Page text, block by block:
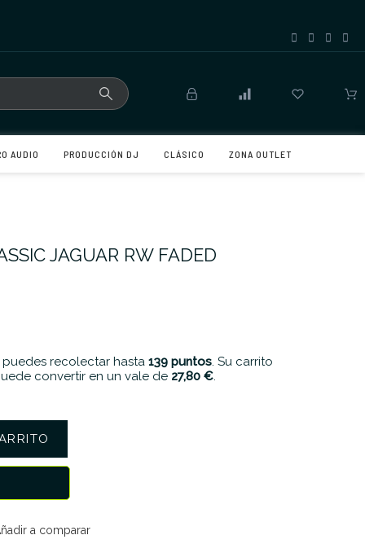
AUDIO PRODUCCIÓN DJ CLÁSICO ZONA OUTLET
JAGUAR RW FADED
recolectar hasta 139 puntos. Su carrito
convertir en un vale de 27,80 €.
a comparar